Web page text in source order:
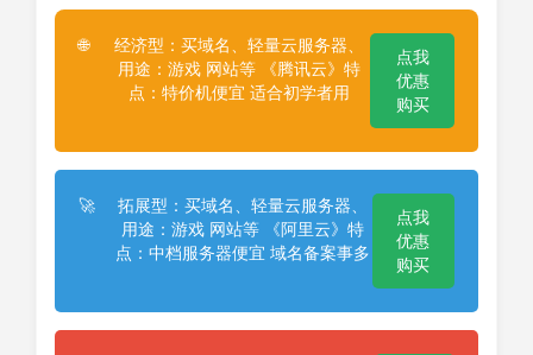
🌐
经济型：买域名、轻量云服务器、
用途：游戏 网站等 《腾讯云》特
点：特价机便宜 适合初学者用
点我
优惠
购买
🚀
拓展型：买域名、轻量云服务器、
用途：游戏 网站等 《阿里云》特
点：中档服务器便宜 域名备案事多
点我
优惠
购买